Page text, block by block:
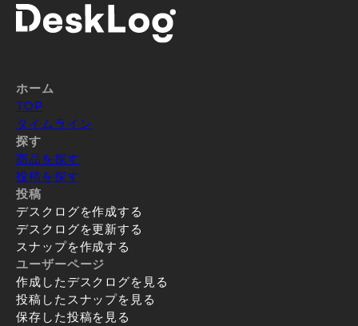
ホーム
TOP
タイムライン
探す
商品を探す
投稿を探す
投稿
デスクログを作成する
デスクログを更新する
スナップを作成する
ユーザーページ
作成したデスクログを見る
投稿したスナップを見る
保存した投稿を見る